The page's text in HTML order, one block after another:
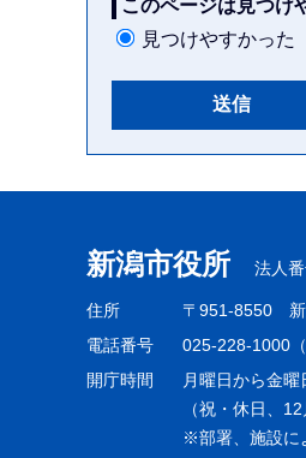
このページは見つけ
見つけやすかった
こ
ま
で
新潟市役所 法人
住所 〒951-8550
電話番号
025-228-1000（
開庁時間
月曜日から金
（祝・休日、
※部署、施設に